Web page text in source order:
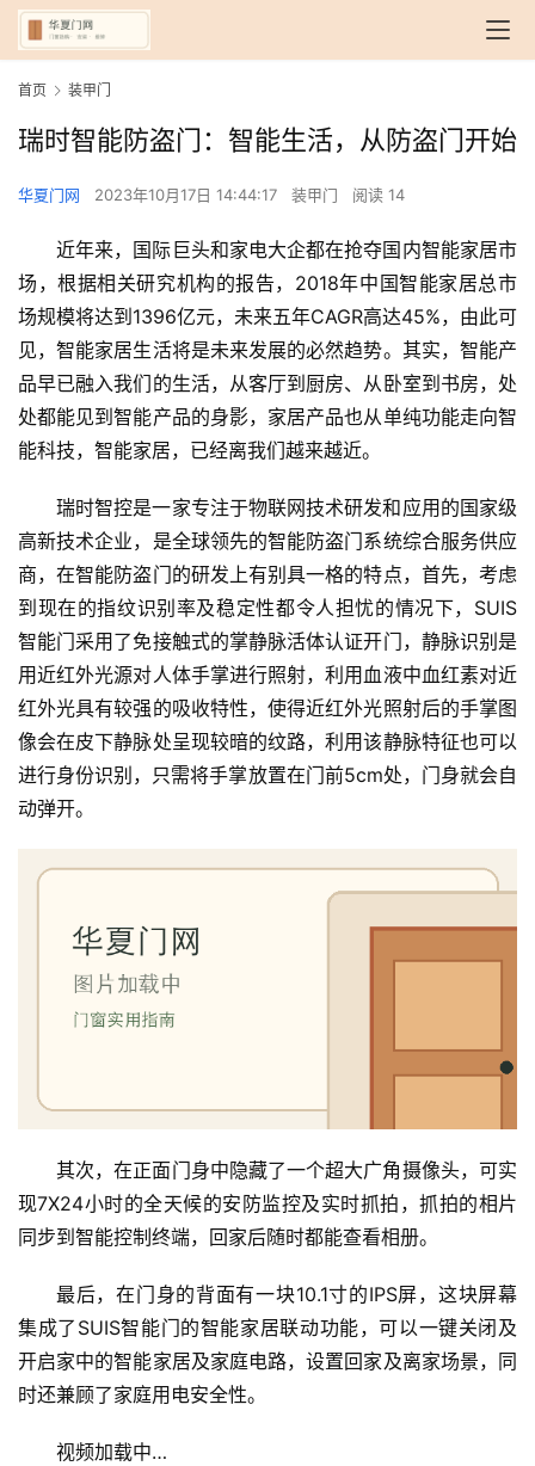
门
室
门
生
间
门
首页 装甲门
瑞时智能防盗门：智能生活，从防盗门开始
华夏门网 2023年10月17日 14:44:17 装甲门 阅读 14
近年来，国际巨头和家电大企都在抢夺国内智能家居市
场，根据相关研究机构的报告，2018年中国智能家居总市
场规模将达到1396亿元，未来五年CAGR高达45%，由此可
见，智能家居生活将是未来发展的必然趋势。其实，智能产
品早已融入我们的生活，从客厅到厨房、从卧室到书房，处
处都能见到智能产品的身影，家居产品也从单纯功能走向智
能科技，智能家居，已经离我们越来越近。
瑞时智控是一家专注于物联网技术研发和应用的国家级
高新技术企业，是全球领先的智能防盗门系统综合服务供应
商，在智能防盗门的研发上有别具一格的特点，首先，考虑
到现在的指纹识别率及稳定性都令人担忧的情况下，SUIS
智能门采用了免接触式的掌静脉活体认证开门，静脉识别是
用近红外光源对人体手掌进行照射，利用血液中血红素对近
红外光具有较强的吸收特性，使得近红外光照射后的手掌图
像会在皮下静脉处呈现较暗的纹路，利用该静脉特征也可以
进行身份识别，只需将手掌放置在门前5cm处，门身就会自
动弹开。
其次，在正面门身中隐藏了一个超大广角摄像头，可实
现7X24小时的全天候的安防监控及实时抓拍，抓拍的相片
同步到智能控制终端，回家后随时都能查看相册。
最后，在门身的背面有一块10.1寸的IPS屏，这块屏幕
集成了SUIS智能门的智能家居联动功能，可以一键关闭及
开启家中的智能家居及家庭电路，设置回家及离家场景，同
时还兼顾了家庭用电安全性。
视频加载中…